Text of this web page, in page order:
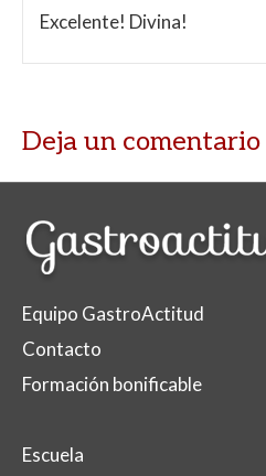
Excelente! Divina!
Deja un comentario
Equipo GastroActitud
Contacto
Formación bonificable
Escuela